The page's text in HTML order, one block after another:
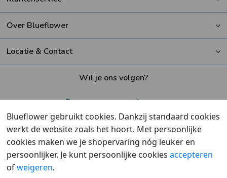
Over Blueflower
Locatie & Contact
Wil je ons volgen?
door klanten
Blueflower gebruikt cookies. Dankzij standaard cookies
werkt de website zoals het hoort. Met persoonlijke
cookies maken we je shopervaring nóg leuker en
persoonlijker. Je kunt persoonlijke cookies accepteren
ofweigeren.